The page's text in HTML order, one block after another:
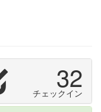
32
チェックイン